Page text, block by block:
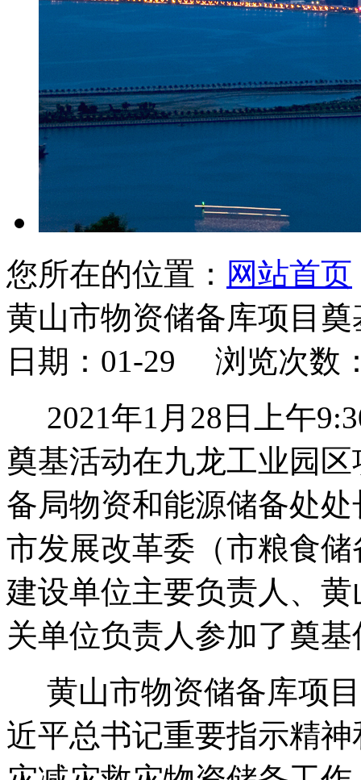
您所在的位置： 网站首页
黄山市物资储备库项目奠
日期：01-29 浏览次数
2021年1 月 28 日上午
奠基活动在九龙工业园
备局物资和能源储备处
市发展改革委（市粮食
建设单位主要负责人、
关单位负责人参加了奠
黄山市物资储备库项
近平总书记重要指示精